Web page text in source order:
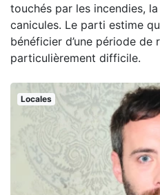
touchés par les incendies,
canicules. Le parti estime
bénéficier d’une période de
particulièrement difficile.
Locales